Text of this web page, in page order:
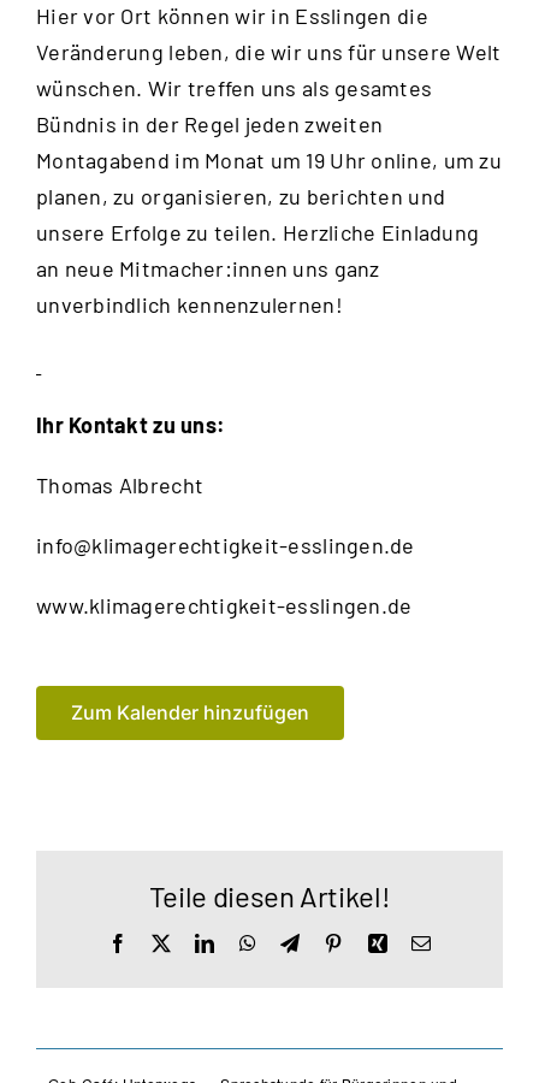
Hier vor Ort können wir in Esslingen die
Veränderung leben, die wir uns für unsere Welt
wünschen. Wir treffen uns als gesamtes
Bündnis in der Regel jeden zweiten
Montagabend im Monat um 19 Uhr online, um zu
planen, zu organisieren, zu berichten und
unsere Erfolge zu teilen. Herzliche Einladung
an neue Mitmacher:innen uns ganz
unverbindlich kennenzulernen!
Ihr Kontakt zu uns:
Thomas Albrecht
info@klimagerechtigkeit-esslingen.de
www.klimagerechtigkeit-esslingen.de
Zum Kalender hinzufügen
Teile diesen Artikel!
Facebook LinkedInWhatsApp
TelegramPinterestXingE-